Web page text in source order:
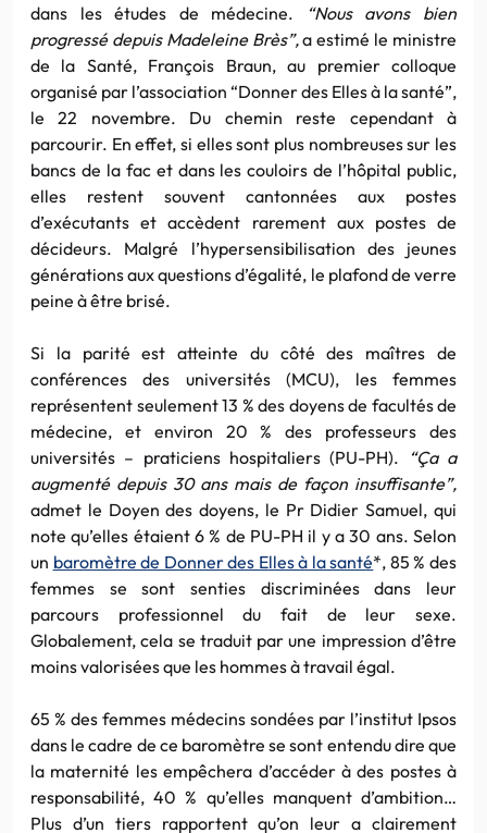
dans les études de médecine.
“Nous avons bien
progressé depuis Madeleine Brès”,a estimé le ministre
de la Santé, François Braun, au premier colloque
organisé par l’association “Donner des Elles à la santé”,
le 22 novembre. Du chemin reste cependant à
parcourir. En effet, si elles sont plus nombreuses sur les
bancs de la fac et dans les couloirs de l’hôpital public,
elles restent souvent cantonnées aux postes
d’exécutants et accèdent rarement aux postes de
décideurs. Malgré l’hypersensibilisation des jeunes
générations aux questions d’égalité, le plafond de verre
peine à être brisé.
Si la parité est atteinte du côté des maîtres de
conférences des universités (MCU), les femmes
représentent seulement 13 % des doyens de facultés de
médecine, et environ 20 % des professeurs des
universités – praticiens hospitaliers (PU-PH).
“Ça a
augmenté depuis 30 ans mais de façon insuffisante”,
admet le Doyen des doyens, le Pr Didier Samuel, qui
note qu’elles étaient 6 % de PU-PH il y a 30 ans. Selon
un baromètre de Donner des Elles à la santé*, 85 % des
femmes se sont senties discriminées dans leur
parcours professionnel du fait de leur sexe.
Globalement, cela se traduit par une impression d’être
moins valorisées que les hommes à travail égal.
65 % des femmes médecins sondées par l’institut Ipsos
dans le cadre de ce baromètre se sont entendu dire que
la maternité les empêchera d’accéder à des postes à
responsabilité, 40 % qu’elles manquent d’ambition…
Plus d’un tiers rapportent qu’on leur a clairement